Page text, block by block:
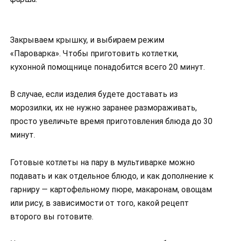
Закрываем крышку, и выбираем режим
«Пароварка». Чтобы приготовить котлетки,
кухонной помощнице понадобится всего 20 минут.
В случае, если изделия будете доставать из
морозилки, их не нужно заранее размораживать,
просто увеличьте время приготовления блюда до 30
минут.
Готовые котлеты на пару в мультиварке можно
подавать и как отдельное блюдо, и как дополнение к
гарниру — картофельному пюре, макаронам, овощам
или рису, в зависимости от того, какой рецепт
второго вы готовите.